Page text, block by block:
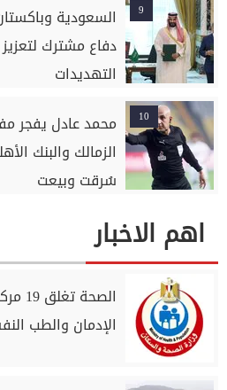
9
السعودية
دفاع مشترك
التهديدات
10
محمد عادل يفجر
الزمالك والبنك
سُرقت وبيعت
اهم الاخبار
الإدمان والطب